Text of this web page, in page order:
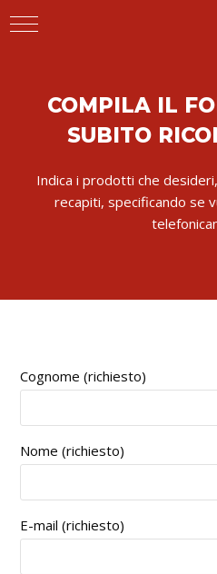
COMPILA IL
SUBITO
Indica i prodotti che
recapiti, specificando se
Cognome (richiesto)
Nome (richiesto)
E-mail (richiesto)